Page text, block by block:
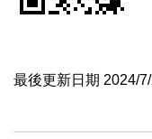
最後更新日期 2024/